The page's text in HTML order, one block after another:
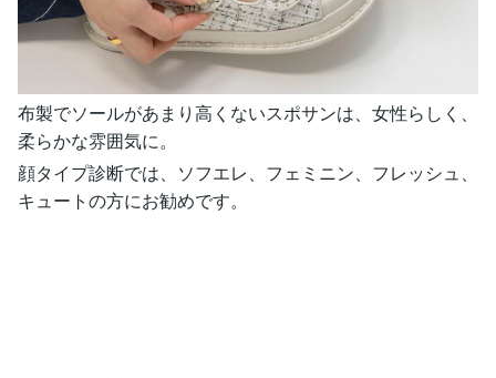
布製でソールがあまり高くないスポサンは、女性らしく、
柔らかな雰囲気に。
顔タイプ診断では、ソフエレ、フェミニン、フレッシュ、
キュートの方にお勧めです。